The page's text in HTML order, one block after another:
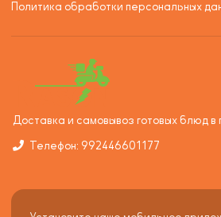
Политика обработки персональных
Доставка и самовывоз готовых блюд в
Телефон: 992446601177